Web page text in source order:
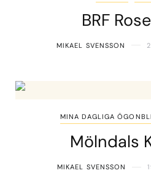
BRF
MIKAEL SVENSSON
MINA DAGLIGA
Mölndals
MIKAEL SVENSSON